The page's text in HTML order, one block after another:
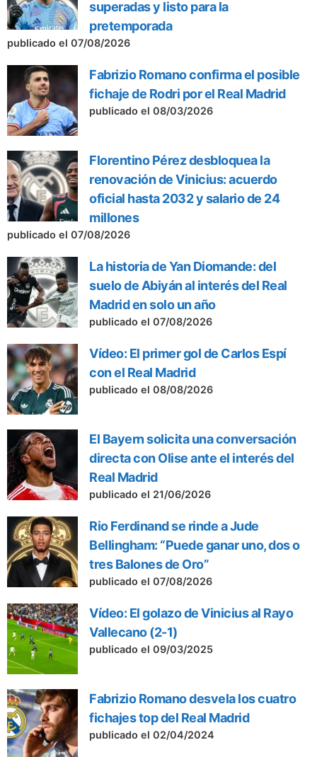
superadas y listo para la
pretemporada
publicado el 07/08/2026
Fabrizio Romano confirma el posible
fichaje de Rodri por el Real Madrid
publicado el 08/03/2026
Florentino Pérez desbloquea la
renovación de Vinicius: acuerdo
oficial hasta 2032 y salario de 24
millones
publicado el 07/08/2026
La historia de Yan Diomande: del
suelo de Abiyán al interés del Real
Madrid en solo un año
publicado el 07/08/2026
Vídeo: El primer gol de Carlos Espí
con el Real Madrid
publicado el 08/08/2026
El Bayern solicita una conversación
directa con Olise ante el interés del
Real Madrid
publicado el 21/06/2026
Rio Ferdinand se rinde a Jude
Bellingham: “Puede ganar uno, dos o
tres Balones de Oro”
publicado el 07/08/2026
Vídeo: El golazo de Vinicius al Rayo
Vallecano (2-1)
publicado el 09/03/2025
Fabrizio Romano desvela los cuatro
fichajes top del Real Madrid
publicado el 02/04/2024